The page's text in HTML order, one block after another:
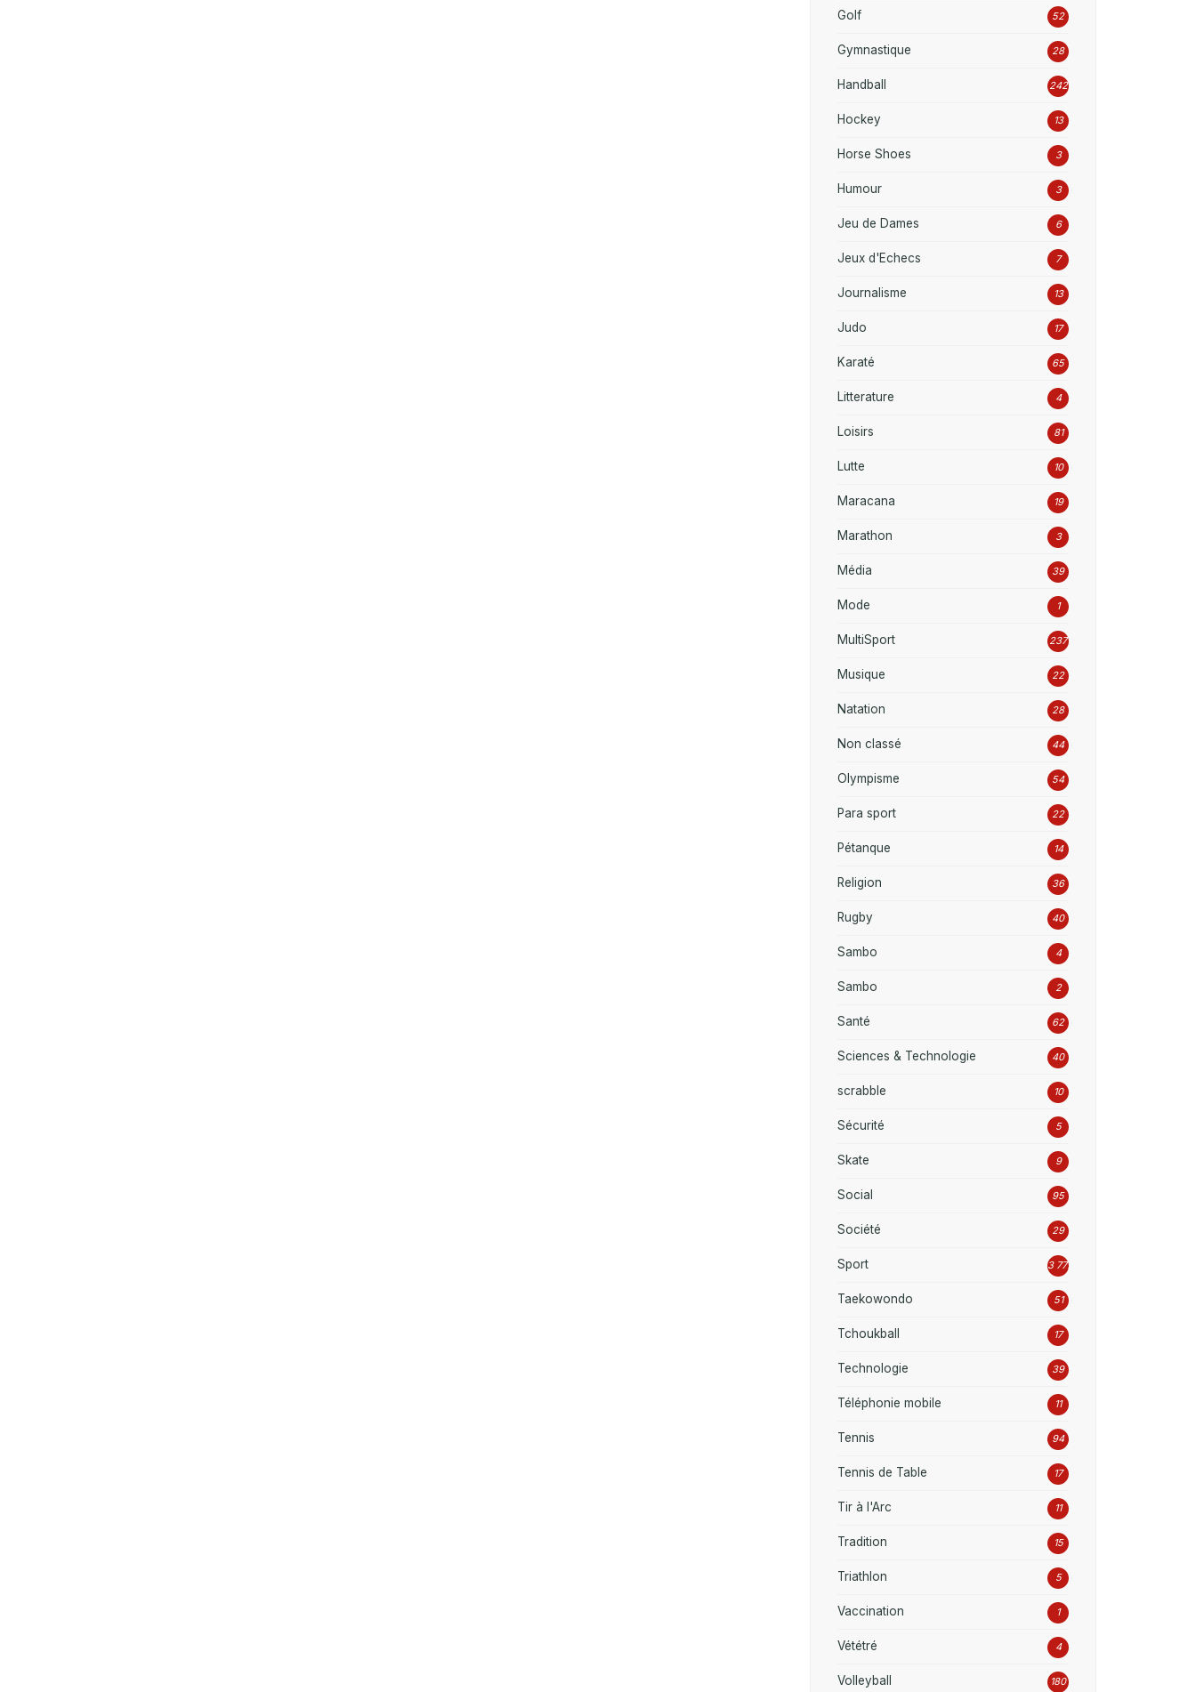
Golf 52
Gymnastique 28
Handball 242
Hockey 13
Horse Shoes 3
Humour 3
Jeu de Dames 6
Jeux d'Echecs 7
Journalisme 13
Judo 17
Karaté 65
Litterature 4
Loisirs 81
Lutte 10
Maracana 19
Marathon 3
Média 39
Mode 1
MultiSport 237
Musique 22
Natation 28
Non classé 44
Olympisme 54
Para sport 22
Pétanque 14
Religion 36
Rugby 40
Sambo 4
Sambo 2
Santé 62
Sciences & Technologie 40
scrabble 10
Sécurité 5
Skate 9
Social 95
Société 29
Sport 3 777
Taekowondo 51
Tchoukball 17
Technologie 39
Téléphonie mobile 11
Tennis 94
Tennis de Table 17
Tir à l'Arc 11
Tradition 15
Triathlon 5
Vaccination 1
Vététré 4
Volleyball 180